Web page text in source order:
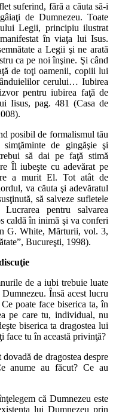
suferind, fără a căuta să-i
de Dumnezeu. Toate
Legii, principiu ilustrat
în viaţa lui Isus.
a Legii şi ne arată
ca pe noi înşine. Şi când
de toţi oamenii, copiii lui
cerului… Iubirea
pentru iubirea faţă de
Iisus, pag. 481 (Casa de
posibil de formalismul tău
de gingăşie şi
să dai pe faţă stimă
Îl iubeşte cu adevărat pe
a murit El. Tot atât de
va căuta şi adevăratul
să salveze sufletele
pentru salvarea
caldă în inimă şi va conferi
G. White, Mărturii, vol. 3,
Bucureşti, 1998).
de a iubi trebuie luate
Însă acest lucru
poate face biserica ta, în
pe care tu, individual, nu
biserica ta dragostea lui
face tu în această privinţă?
de dragostea despre
anume au făcut? Ce au
că Dumnezeu este
lui Dumnezeu prin